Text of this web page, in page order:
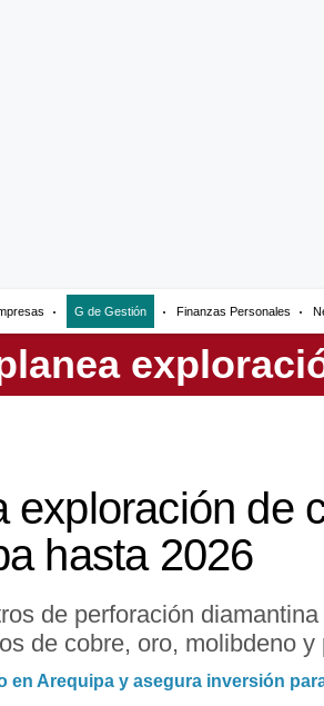
G de Gestión Finanzas Personales
exploración de
hasta 2026
de perforación
de cobre, oro, molibdeno
en Arequipa y asegura inversión